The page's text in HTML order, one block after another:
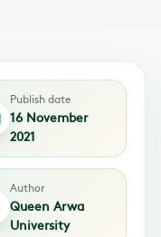
Publish date
16 November
2021
Author
Queen Arwa
University